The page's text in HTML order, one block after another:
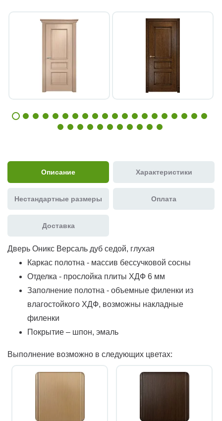
Описание Характеристики
Нестандартные размеры Оплата
Доставка
Дверь Оникс Версаль дуб седой, глухая
Каркас полотна - массив бессучковой сосны
Отделка - прослойка плиты ХДФ 6 мм
Заполнение полотна - объемные филенки из
влагостойкого ХДФ, возможны накладные
филенки
Покрытие – шпон, эмаль
Выполнение возможно в следующих цветах: